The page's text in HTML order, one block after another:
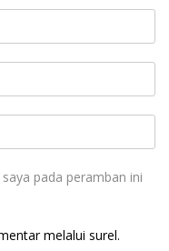
pada peramban ini
melalui surel.